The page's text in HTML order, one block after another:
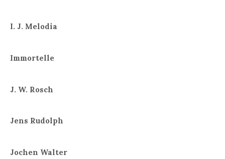
I. J. Melodia
Immortelle
J. W. Rosch
Jens Rudolph
Jochen Walter